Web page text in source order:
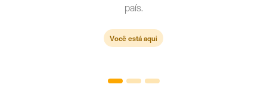
país.
Você está aqui